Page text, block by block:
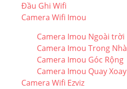
Đầu Ghi Wifi
Camera Wifi Imou
Camera Imou Ngoài trời
Camera Imou Trong Nhà
Camera Imou Góc Rộng
Camera Imou Quay Xoay
Camera Wifi Ezviz